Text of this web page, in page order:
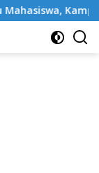
Kampus Diminta